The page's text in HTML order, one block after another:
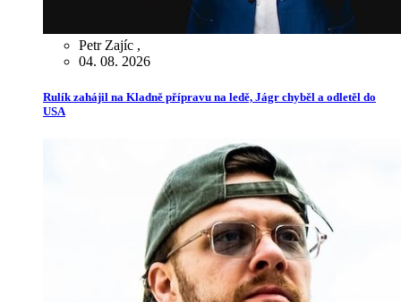
Petr Zajíc ,
04. 08. 2026
Rulík zahájil na Kladně přípravu na ledě, Jágr chyběl a odletěl do
USA